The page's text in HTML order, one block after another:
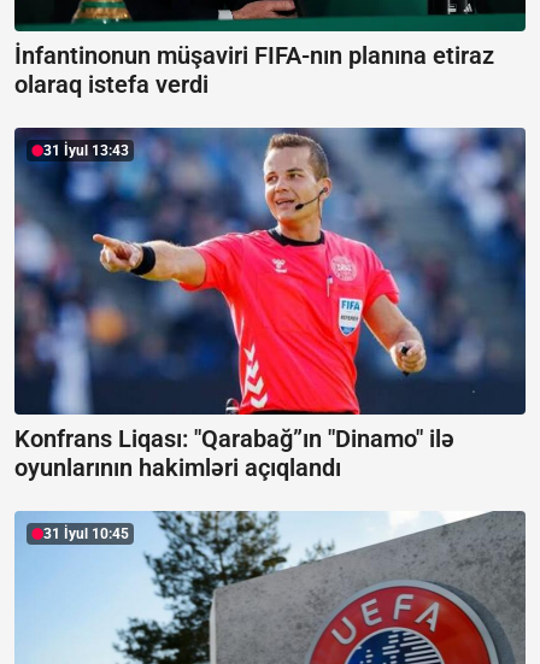
İnfantinonun müşaviri FIFA-nın planına etiraz
olaraq istefa verdi
31 İyul 13:43
Konfrans Liqası: "Qarabağ”ın "Dinamo" ilə
oyunlarının hakimləri açıqlandı
31 İyul 10:45